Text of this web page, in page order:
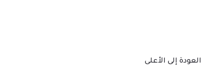
العودة إلى الأعلى